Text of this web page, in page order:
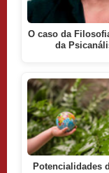
O caso da
da
Potencialidades